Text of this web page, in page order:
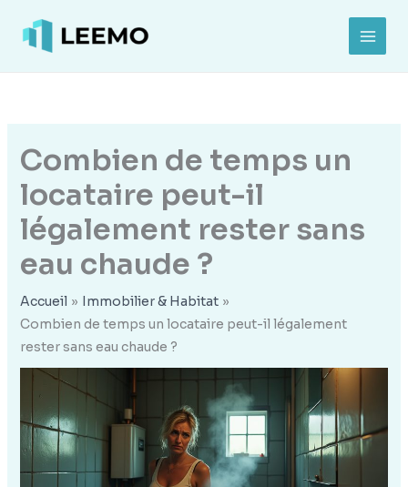
contenu
Combien de temps un
locataire peut-il
légalement rester sans
eau chaude ?
Accueil
Immobilier & Habitat
Combien de temps un locataire peut-il légalement
rester sans eau chaude ?